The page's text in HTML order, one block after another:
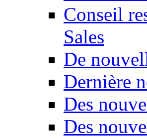
Conseil
Sales
De
Dernière
Des
Des